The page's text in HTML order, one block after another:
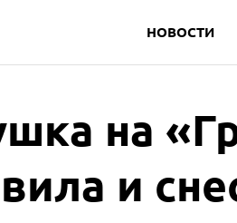
НОВОСТИ
на
и